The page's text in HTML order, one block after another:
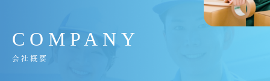
C O M P A N Y
会社概要